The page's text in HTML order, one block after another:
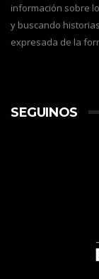
información sobre
y buscando
expresada de la
SEGUINOS